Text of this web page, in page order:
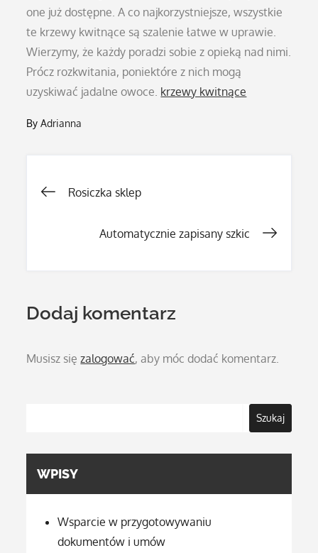
one już dostępne. A co najkorzystniejsze, wszystkie
te krzewy kwitnące są szalenie łatwe w uprawie.
Wierzymy, że każdy poradzi sobie z opieką nad nimi.
Prócz rozkwitania, poniektóre z nich mogą
uzyskiwać jadalne owoce. krzewy kwitnące
ByAdrianna
Nawigacja
wpisu
Rosiczka sklep
Automatycznie zapisany szkic
Dodaj komentarz
Musisz sięzalogować, aby móc dodać komentarz.
Szukaj
WPISY
Wsparcie w przygotowywaniu
dokumentów i umów